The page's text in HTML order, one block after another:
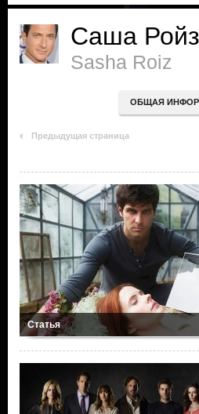
Саша Ройз
Sasha Roiz
ОБЩАЯ
Предыдущая страница
Статья